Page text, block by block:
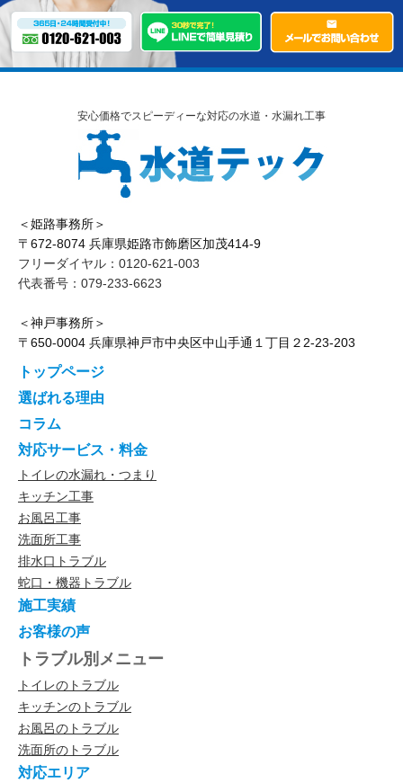
安心価格でスピーディーな対応の水道・水漏れ工事
＜姫路事務所＞
〒672-8074 兵庫県姫路市飾磨区加茂414-9
フリーダイヤル：0120-621-003
代表番号：079-233-6623
＜神戸事務所＞
〒650-0004 兵庫県神戸市中央区中山手通１丁目２2-23-203
トップページ
選ばれる理由
コラム
対応サービス・料金
トイレの水漏れ・つまり
キッチン工事
お風呂工事
洗面所工事
排水口トラブル
蛇口・機器トラブル
施工実績
お客様の声
トラブル別メニュー
トイレのトラブル
キッチンのトラブル
お風呂のトラブル
洗面所のトラブル
対応エリア